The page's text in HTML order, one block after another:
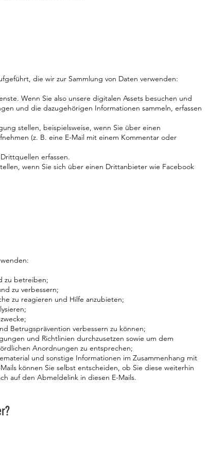
die wir zur Sammlung von Daten verwenden:
Wenn Sie also unsere digitalen Assets besuchen und
und die dazugehörigen Informationen sammeln, erfassen
stellen, beispielsweise, wenn Sie über einen
(z. B. eine E-Mail mit einem Kommentar oder
erfassen.
wenn Sie sich über einen Drittanbieter wie Facebook
zu betreiben;
zu verbessern;
zu reagieren und Hilfe anzubieten;
Betrugsprävention verbessern zu können;
und Richtlinien durchzusetzen sowie um dem
Anordnungen zu entsprechen;
und sonstige Informationen im Zusammenhang mit
können Sie selbst entscheiden, ob Sie diese weiterhin
auf den Abmeldelink in diesen E-Mails.